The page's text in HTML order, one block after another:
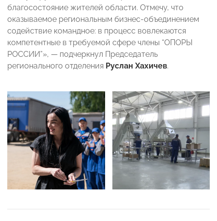
благосостояние жителей области. Отмечу, что
оказываемое региональным бизнес-объединением
содействие командное: в процесс вовлекаются
компетентные в требуемой сфере члены “ОПОРЫ
РОССИИ”», — подчеркнул Председатель
регионального отделения Руслан Хахичев.